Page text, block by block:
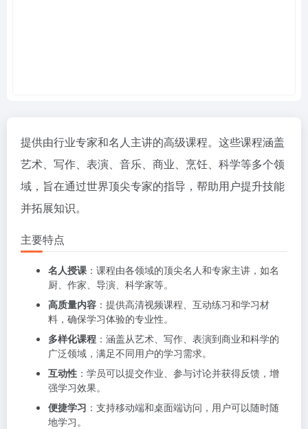
提供由行业专家和名人主讲的高级课程。这些课程涵盖
艺术、写作、表演、音乐、商业、烹饪、科学等多个领
域，旨在通过世界顶尖专家的指导，帮助用户提升技能
并拓展知识。
主要特点
名人授课 ：课程由各领域的顶尖名人和专家主讲，如名
厨、作家、导演、科学家等。
高质量内容 ：提供高清视频课程、互动练习和学习材
料，确保学习体验的专业性。
多样化课程 ：涵盖从艺术、写作、表演到商业和科学的
广泛领域，满足不同用户的学习需求。
互动性 ：学员可以提交作业、参与讨论并获得反馈，增
强学习效果。
便捷学习 ：支持移动端和桌面端访问，用户可以随时随
地学习。